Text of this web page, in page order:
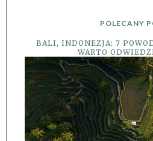
POLECANY
BALI, INDONEZJA: 7
WARTO